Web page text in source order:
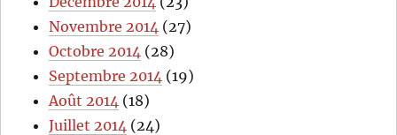
Novembre 2014 (27)
Octobre 2014 (28)
Septembre 2014 (19)
Août 2014 (18)
Juillet 2014 (24)